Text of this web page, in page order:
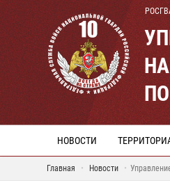
НОВОСТИ
Главная Новости